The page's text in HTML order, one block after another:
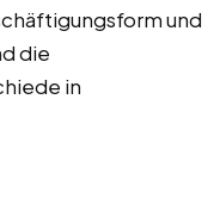
und
die
in